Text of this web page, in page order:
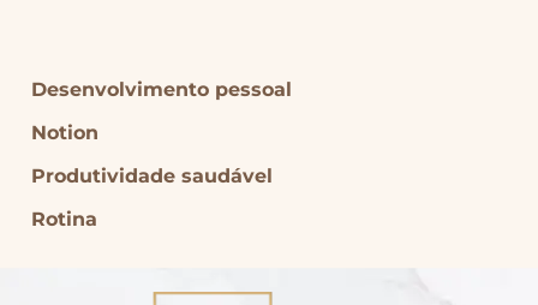
Desenvolvimento pessoal
Notion
Produtividade saudável
Rotina